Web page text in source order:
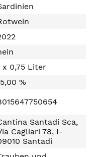
x 0,75 Liter
%
Santadi Sca,
Cagliari 78, I-
Santadi